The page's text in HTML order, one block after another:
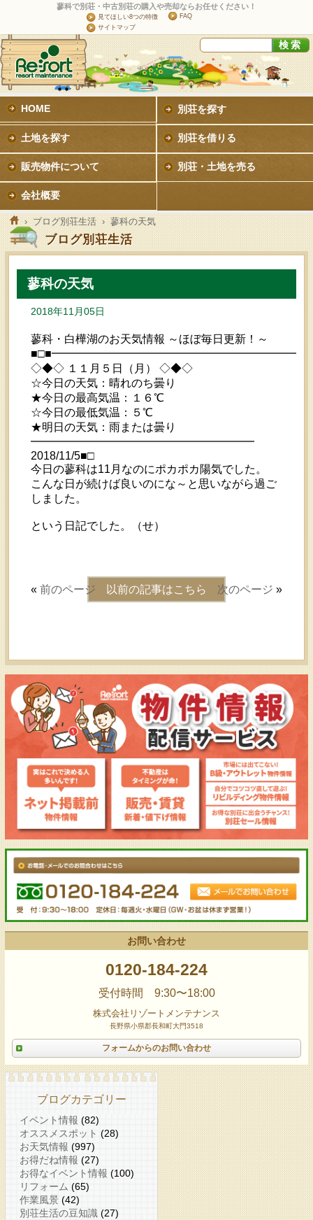
蓼科で別荘・中古別荘の購入や売却ならお任せください！
見てほしい8つの特徴
FAQ
サイトマップ
HOME 別荘を探す
土地を探す 別荘を借りる
販売物件について 別荘・土地を売る
会社概要
›ブログ別荘生活› 蓼科の天気
ブログ別荘生活
蓼科の天気
2018年11月05日
蓼科・白樺湖のお天気情報 ～ほぼ毎日更新！～
◇◆◇ １１月５日（月） ◇◆◇
☆今日の天気：晴れのち曇り
★今日の最高気温：１６℃
☆今日の最低気温：５℃
★明日の天気：雨または曇り
━━━━━━━━━━━━━━━━━━━━
2018/11/5■□
今日の蓼科は11月なのにポカポカ陽気でした。
こんな日が続けば良いのにな～と思いながら過ご
しました。
という日記でした。（せ）
« 前のページ 次のページ »
以前の記事はこちら
お問い合わせ
0120-184-224
受付時間 9:30〜18:00
株式会社リゾートメンテナンス
長野県小県郡長和町大門3518
フォームからのお問い合わせ
ブログカテゴリー
イベント情報 (82)
オススメスポット (28)
お天気情報 (997)
お得だね情報 (27)
お得なイベント情報 (100)
リフォーム (65)
作業風景 (42)
別荘生活の豆知識 (27)